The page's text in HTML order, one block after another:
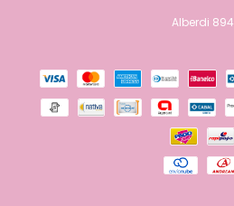
Alberdi 894